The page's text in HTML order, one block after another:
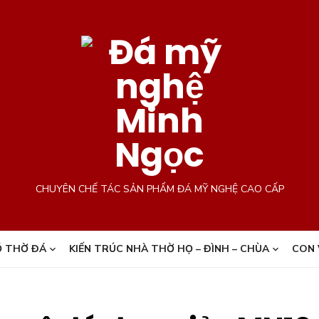
CHUYÊN CHẾ TÁC SẢN PHẨM ĐÁ MỸ NGHỆ CAO CẤP
THỜ ĐÁ KIẾN TRÚC NHÀ THỜ HỌ – ĐÌNH – CHÙA